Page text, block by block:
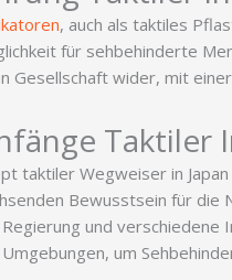
, auch als taktiles
für sehbehinderte
Gesellschaft wider, mit
Taktiler
taktiler Wegweiser in
Bewusstsein für die
Regierung und
um